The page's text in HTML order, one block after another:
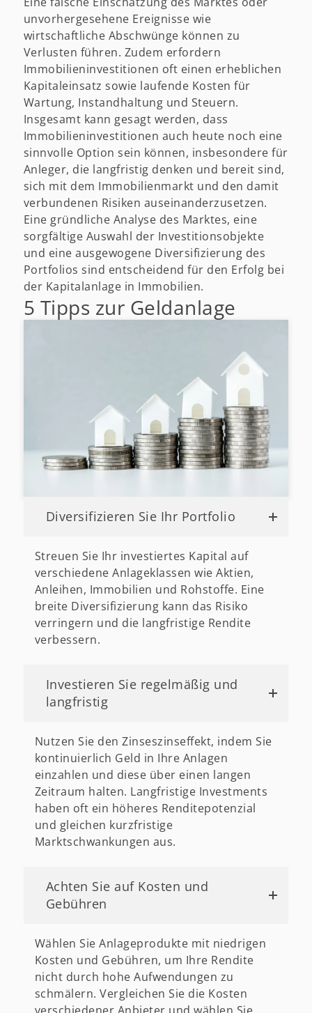
unvorhergesehene Ereignisse wie
wirtschaftliche Abschwünge können zu
Verlusten führen. Zudem erfordern
Immobilieninvestitionen oft einen erheblichen
Kapitaleinsatz sowie laufende Kosten für
Wartung, Instandhaltung und Steuern.
Insgesamt kann gesagt werden, dass
Immobilieninvestitionen auch heute noch eine
sinnvolle Option sein können, insbesondere für
Anleger, die langfristig denken und bereit sind,
sich mit dem Immobilienmarkt und den damit
verbundenen Risiken auseinanderzusetzen.
Eine gründliche Analyse des Marktes, eine
sorgfältige Auswahl der Investitionsobjekte
und eine ausgewogene Diversifizierung des
Portfolios sind entscheidend für den Erfolg bei
der Kapitalanlage in Immobilien.
5 Tipps zur Geldanlage
Diversifizieren Sie Ihr Portfolio
Streuen Sie Ihr investiertes Kapital auf
verschiedene Anlageklassen wie Aktien,
Anleihen, Immobilien und Rohstoffe. Eine
breite Diversifizierung kann das Risiko
verringern und die langfristige Rendite
verbessern.
Investieren Sie regelmäßig und
langfristig
Nutzen Sie den Zinseszinseffekt, indem Sie
kontinuierlich Geld in Ihre Anlagen
einzahlen und diese über einen langen
Zeitraum halten. Langfristige Investments
haben oft ein höheres Renditepotenzial
und gleichen kurzfristige
Marktschwankungen aus.
Achten Sie auf Kosten und
Gebühren
Wählen Sie Anlageprodukte mit niedrigen
Kosten und Gebühren, um Ihre Rendite
nicht durch hohe Aufwendungen zu
schmälern. Vergleichen Sie die Kosten